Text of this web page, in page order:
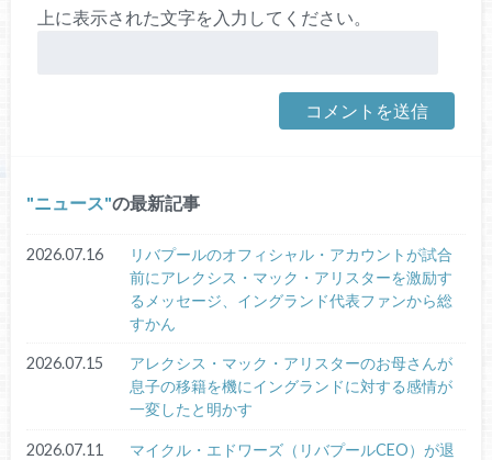
上に表示された文字を入力してください。
ニュース の最新記事
2026.07.16
リバプールのオフィシャル・アカウントが試合
前にアレクシス・マック・アリスターを激励す
るメッセージ、イングランド代表ファンから総
すかん
2026.07.15
アレクシス・マック・アリスターのお母さんが
息子の移籍を機にイングランドに対する感情が
一変したと明かす
2026.07.11
マイクル・エドワーズ（リバプールCEO）が退